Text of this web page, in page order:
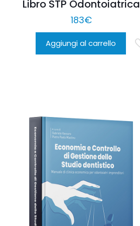
Libro STP Odontoiatrica
183€
Aggiungi al carrello